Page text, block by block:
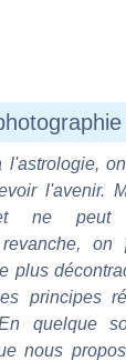
l'avenir.
et ne
revanche,
plus
principes
quelque
nous